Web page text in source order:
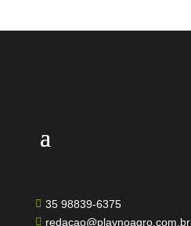
 35 98839-6375
 redacao@playnoagro.com.br